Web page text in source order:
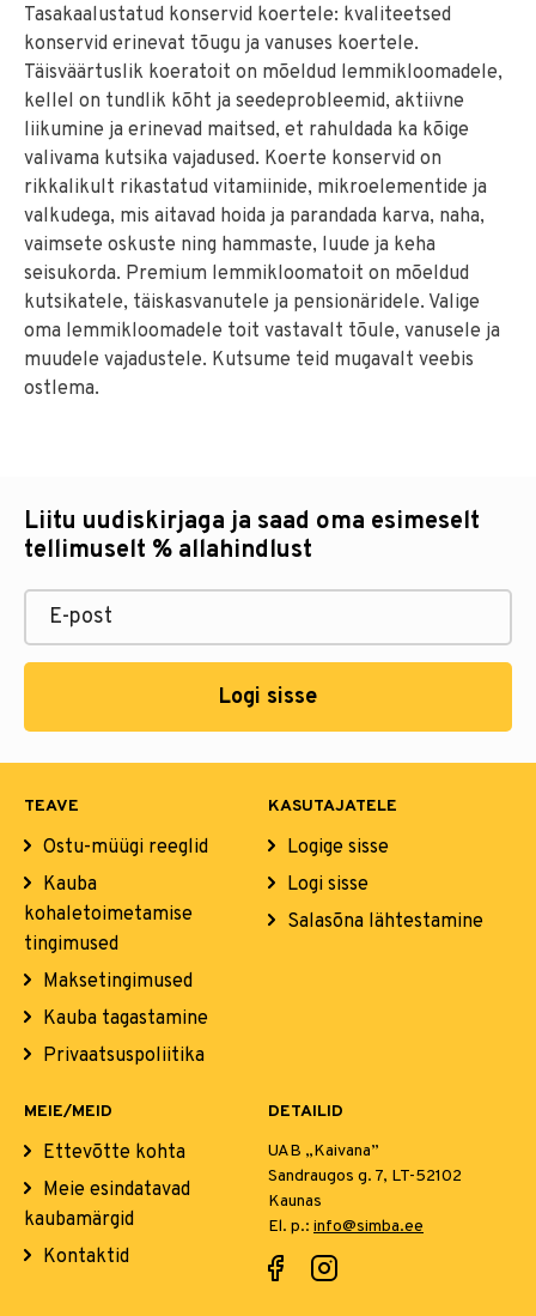
Tasakaalustatud konservid koertele: kvaliteetsed
konservid erinevat tõugu ja vanuses koertele.
Täisväärtuslik koeratoit on mõeldud lemmikloomadele,
kellel on tundlik kõht ja seedeprobleemid, aktiivne
liikumine ja erinevad maitsed, et rahuldada ka kõige
valivama kutsika vajadused. Koerte konservid on
rikkalikult rikastatud vitamiinide, mikroelementide ja
valkudega, mis aitavad hoida ja parandada karva, naha,
vaimsete oskuste ning hammaste, luude ja keha
seisukorda. Premium lemmikloomatoit on mõeldud
kutsikatele, täiskasvanutele ja pensionäridele. Valige
oma lemmikloomadele toit vastavalt tõule, vanusele ja
muudele vajadustele. Kutsume teid mugavalt veebis
ostlema.
Liitu uudiskirjaga ja saad oma esimeselt
tellimuselt % allahindlust
Logi sisse
TEAVE
Ostu-müügi reeglid
Kauba
kohaletoimetamise
tingimused
Maksetingimused
Kauba tagastamine
Privaatsuspoliitika
KASUTAJATELE
Logige sisse
Logi sisse
Salasõna lähtestamine
MEIE/MEID
Ettevõtte kohta
Meie esindatavad
kaubamärgid
Kontaktid
DETAILID
UAB „Kaivana”
Sandraugos g. 7, LT-52102
Kaunas
El. p.: info@simba.ee